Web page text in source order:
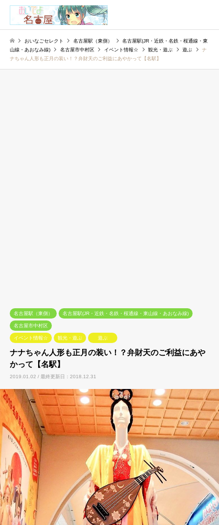
おいなごセレクト 名古屋駅（東側）
名古屋駅(JR・近鉄・名鉄・桜通線・東
山線・あおなみ線)
名古屋市中村区 イベント情報☆ 観光・遊ぶ 遊ぶ
ナ
ナちゃん人形も正月の装い！？弁財天のご利益にあやかって【名駅】
名古屋駅（東側） 名古屋駅(JR・近鉄・名鉄・桜通線・東山線・あおなみ線)
名古屋市中村区
イベント情報☆ 観光・遊ぶ 遊ぶ
ナナちゃん人形も正月の装い！？弁財天のご利益にあや
かって【名駅】
2019.01.02 / 最終更新日：2018.12.31